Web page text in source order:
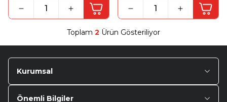
Toplam 2 Ürün Gösteriliyor
Kurumsal
Önemli Bilgiler